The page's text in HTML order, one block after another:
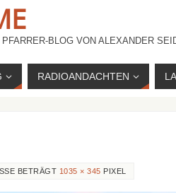
BLOG VON ALEXANDER
RADIOANDACHTEN
BETRÄGT 1035 × 345 PIXEL